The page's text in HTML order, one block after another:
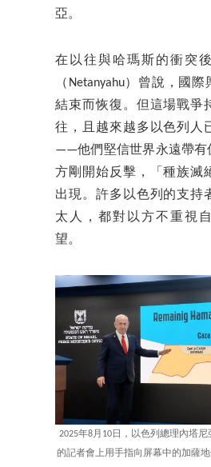
亞。
在以往與哈瑪斯的衝突
（Netanyahu）曾說，國
結束而恢復。但這場戰爭
往，且越來越多以色列人
——他們堅信世界永遠帶有
方剛開始反擊，「種族滅
出現。許多以色列的支持
太人，都對以方不重視
望。
2025年8月10日，以色列總理內塔
的記者會上用手指向屏幕中的加薩